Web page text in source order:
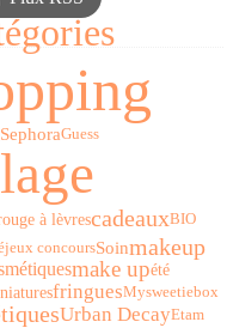
SephoraGuess
à lèvrescadeauxBIO
jeux concoursSoinmakeup
make upété
fringuesMysweetiebox
Urban DecayEtam